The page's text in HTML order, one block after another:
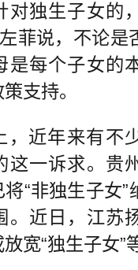
对独生子女的
菲说，不论是
是每个子女的
支持。
近年来有不
这一诉求。贵
“非独生子女”
。近日，江苏
宽“独生子女”